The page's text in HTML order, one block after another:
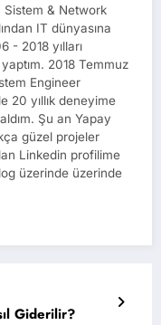
Sistem & Network
IT dünyasına
- 2018 yılları
2018 Temmuz
Engineer
20 yıllık deneyime
Şu an Yapay
güzel projeler
Linkedin profilime
üzerinde üzerinde
Giderilir?